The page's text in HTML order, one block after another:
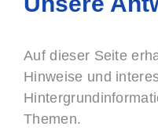
Auf dieser Seite
Hinweise und
Themen.